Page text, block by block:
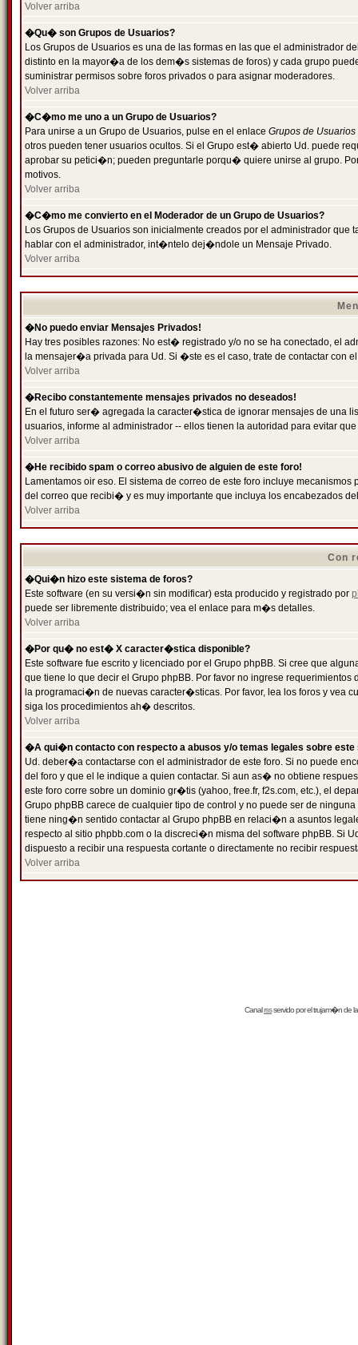
Volver arriba
�Qu� son Grupos de Usuarios?
Los Grupos de Usuarios es una de las formas en las que el administrador
distinto en la mayor�a de los dem�s sistemas de foros) y cada grupo
suministrar permisos sobre foros privados o para asignar moderadores.
Volver arriba
�C�mo me uno a un Grupo de Usuarios?
Para unirse a un Grupo de Usuarios, pulse en el enlace Grupos de Usuarios
otros pueden tener usuarios ocultos. Si el Grupo est� abierto Ud. puede
aprobar su petici�n; pueden preguntarle porqu� quiere unirse al grupo.
motivos.
Volver arriba
�C�mo me convierto en el Moderador de un Grupo de Usuarios?
Los Grupos de Usuarios son inicialmente creados por el administrador
hablar con el administrador, int�ntelo dej�ndole un Mensaje Privado.
Volver arriba
�No puedo enviar Mensajes Privados!
Hay tres posibles razones: No est� registrado y/o no se ha conectado, el
la mensajer�a privada para Ud. Si �ste es el caso, trate de contactar con
Volver arriba
�Recibo constantemente mensajes privados no deseados!
En el futuro ser� agregada la caracter�stica de ignorar mensajes de una
usuarios, informe al administrador -- ellos tienen la autoridad para evitar
Volver arriba
�He recibido spam o correo abusivo de alguien de este foro!
Lamentamos oir eso. El sistema de correo de este foro incluye
del correo que recibi� y es muy importante que incluya los encabezados
Volver arriba
Con
�Qui�n hizo este sistema de foros?
Este software (en su versi�n sin modificar) esta producido y registrado por
puede ser libremente distribuido; vea el enlace para m�s detalles.
Volver arriba
�Por qu� no est� X caracter�stica disponible?
Este software fue escrito y licenciado por el Grupo phpBB. Si cree que
que tiene lo que decir el Grupo phpBB. Por favor no ingrese
la programaci�n de nuevas caracter�sticas. Por favor, lea los foros y vea
siga los procedimientos ah� descritos.
Volver arriba
�A qui�n contacto con respecto a abusos y/o temas legales sobre este
Ud. deber�a contactarse con el administrador de este foro. Si no puede
del foro y que el le indique a quien contactar. Si aun as� no obtiene
este foro corre sobre un dominio gr�tis (yahoo, free.fr, f2s.com, etc.), el
Grupo phpBB carece de cualquier tipo de control y no puede ser de
tiene ning�n sentido contactar al Grupo phpBB en relaci�n a asuntos
respecto al sitio phpbb.com o la discreci�n misma del software phpBB. Si
dispuesto a recibir una respuesta cortante o directamente no recibir
Volver arriba
Canalrssservido por eltrujam�nde